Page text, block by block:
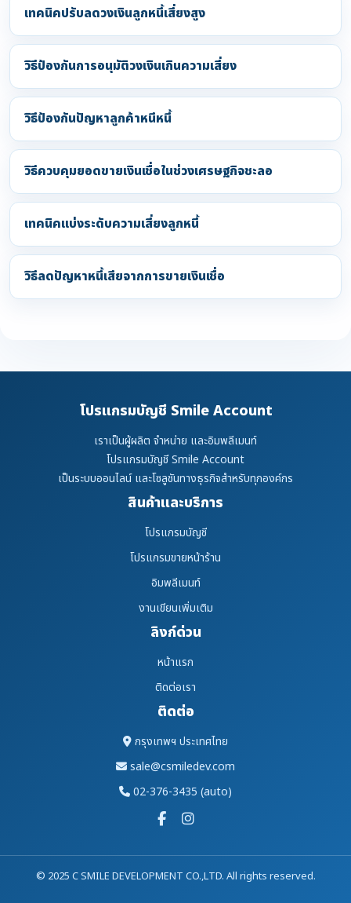
เทคนิคปรับลดวงเงินลูกหนี้เสี่ยงสูง
วิธีป้องกันการอนุมัติวงเงินเกินความเสี่ยง
วิธีป้องกันปัญหาลูกค้าหนีหนี้
วิธีควบคุมยอดขายเงินเชื่อในช่วงเศรษฐกิจชะลอ
เทคนิคแบ่งระดับความเสี่ยงลูกหนี้
วิธีลดปัญหาหนี้เสียจากการขายเงินเชื่อ
โปรแกรมบัญชี Smile Account
เราเป็นผู้ผลิต จำหน่าย และอิมพลีเมนท์
โปรแกรมบัญชี Smile Account
เป็นระบบออนไลน์ และโซลูชันทางธุรกิจสำหรับทุกองค์กร
สินค้าและบริการ
โปรแกรมบัญชี
โปรแกรมขายหน้าร้าน
อิมพลีเมนท์
งานเขียนเพิ่มเติม
ลิงก์ด่วน
หน้าแรก
ติดต่อเรา
ติดต่อ
กรุงเทพฯ ประเทศไทย
sale@csmiledev.com
02-376-3435 (auto)
© 2025 C SMILE DEVELOPMENT CO.,LTD. All rights reserved.